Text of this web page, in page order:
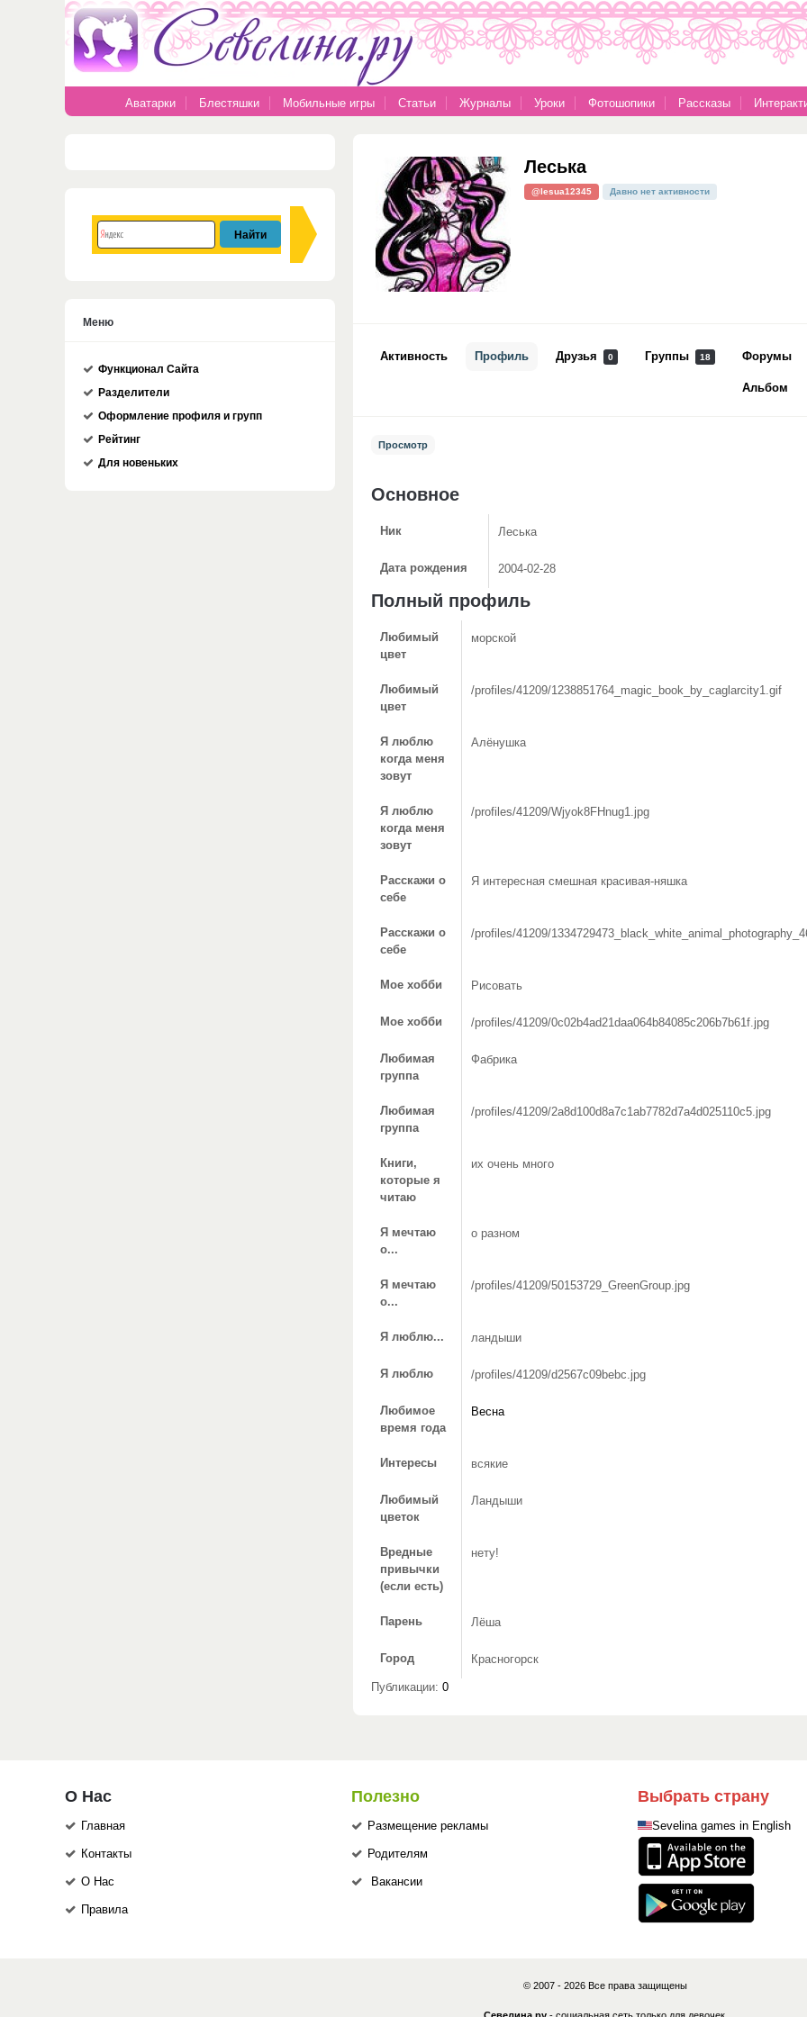
Аватарки Блестяшки Мобильные игры Статьи Журналы Уроки Фотошопики Рассказы
Леська
@lesua12345 Давно нет активности
Активность Профиль Друзья 0 Группы 18 Форумы
Альбом
Просмотр
Основное
Ник Леська
Дата рождения 2004-02-28
Полный профиль
Любимый
цвет
морской
Любимый
цвет
/profiles/41209/1238851764_magic_book_by_caglarcity1.gif
Я люблю
когда меня
зовут
Алёнушка
Я люблю
когда меня
зовут
/profiles/41209/Wjyok8FHnug1.jpg
Расскажи о
себе
Я интересная смешная красивая-няшка
Расскажи о
себе
/profiles/41209/
Мое хобби Рисовать
Мое хобби /profiles/41209/0c02b4ad21daa064b84085c206b7b61f.jpg
Любимая
группа
Фабрика
Любимая
группа
/profiles/41209/2a8d100d8a7c1ab7782d7a4d025110c5.jpg
Книги,
которые я
читаю
их очень много
Я мечтаю
о...
о разном
Я мечтаю
о...
/profiles/41209/50153729_GreenGroup.jpg
Я люблю... ландыши
Я люблю /profiles/41209/d2567c09bebc.jpg
Любимое
время года
Весна
Интересы всякие
Любимый
цветок
Ландыши
Вредные
привычки
(если есть)
нету!
Парень Лёша
Город Красногорск
Публикации: 0
Меню
Функционал Сайта
Разделители
Оформление профиля и групп
Рейтинг
Для новеньких
О Нас
Главная
Контакты
О Нас
Правила
Полезно
Размещение рекламы
Родителям
Вакансии
Выбрать страну
Sevelina games in English
© 2007 - 2026 Все права защищены